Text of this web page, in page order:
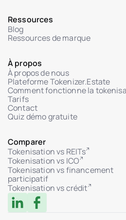
Ressources
Blog
Ressources de marque
À propos
À propos de nous
Plateforme Tokenizer.Estate
Comment fonctionne la
Tarifs
Contact
Quiz démo gratuite
Comparer
Tokenisation vs REITs
Tokenisation vs ICO
Tokenisation vs financement
participatif
Tokenisation vs crédit